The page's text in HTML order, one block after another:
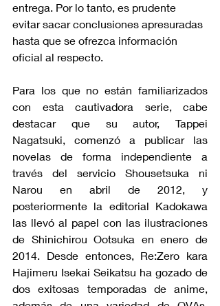
entrega. Por lo tanto, es prudente
evitar sacar conclusiones apresuradas
hasta que se ofrezca información
oficial al respecto.
Para los que no están familiarizados
con esta cautivadora serie, cabe
destacar que su autor, Tappei
Nagatsuki, comenzó a publicar las
novelas de forma independiente a
través del servicio Shousetsuka ni
Narou en abril de 2012, y
posteriormente la editorial Kadokawa
las llevó al papel con las ilustraciones
de Shinichirou Ootsuka en enero de
2014. Desde entonces, Re:Zero kara
Hajimeru Isekai Seikatsu ha gozado de
dos exitosas temporadas de anime,